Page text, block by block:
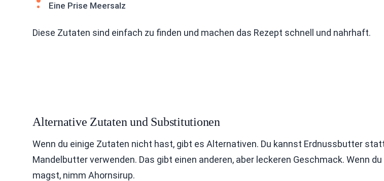
Eine Prise Meersalz
Diese Zutaten sind einfach zu finden und machen das Rezept schnell und nahrhaft.
Alternative Zutaten und Substitutionen
Wenn du einige Zutaten nicht hast, gibt es Alternativen. Du kannst Erdnussbutter
Mandelbutter verwenden. Das gibt einen anderen, aber leckeren Geschmack. Wenn
magst, nimm Ahornsirup.